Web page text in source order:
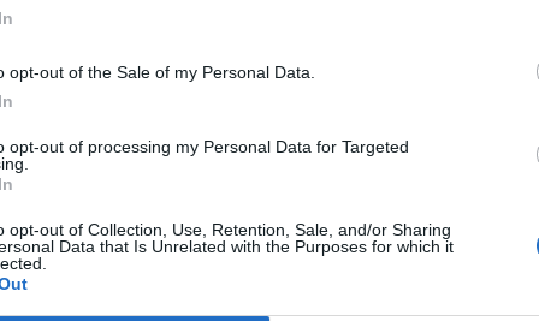
opt-out of the Sale of my Personal Data.
opt-out of processing my Personal Data for Targeted
opt-out of Collection, Use, Retention, Sale, and/or Sharing
Data that Is Unrelated with the Purposes for which it
Δαλαμαρίνης
ο Βασίλειος Κατωπόδης,
ο Γέωργιος Βερδές. Μέλη εκλέχθηκαν οι
Μαρκέλλος Ιωάννης και Μαρράς Κων/
προέδρου έγινε οικονομική
τόνισε ότι θα συνεχίσει
πορεία της Τράπεζας